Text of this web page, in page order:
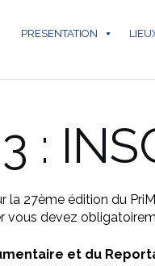
PRESENTATION
:
la 27ème édition du
vous devez
et du